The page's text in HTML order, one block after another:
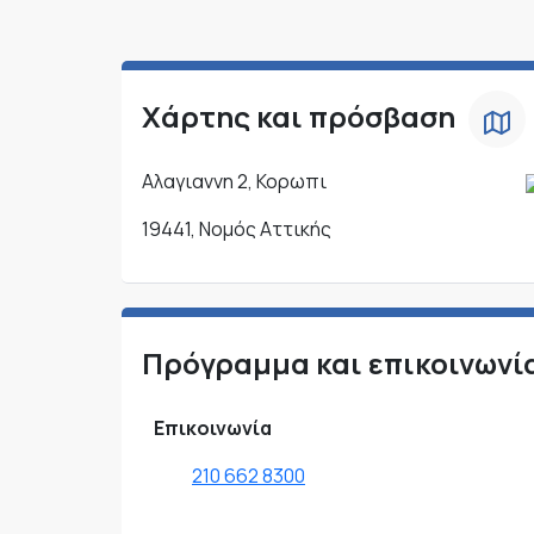
Χάρτης και πρόσβαση
Αλαγιαννη 2, Κορωπι
19441, Νομός Αττικής
Πρόγραμμα και
Επικοινωνία
210 662 8300